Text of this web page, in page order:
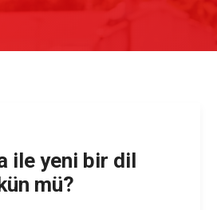
ile yeni bir dil
mü?